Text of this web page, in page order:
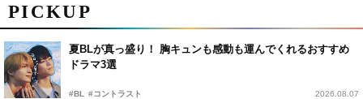
PICKUP
夏BLが真っ盛り！ 胸キュンも感動も運んでくれるおすすめ
ドラマ3選
#BL #コントラスト 2026.08.07